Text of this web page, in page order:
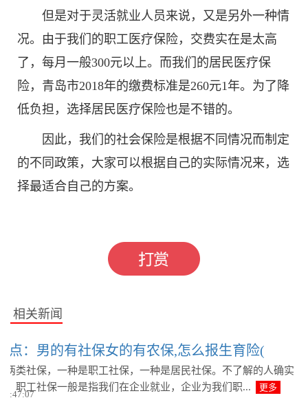
但是对于灵活就业人员来说，又是另外一种情
况。由于我们的职工医疗保险，交费实在是太高
了，每月一般300元以上。而我们的居民医疗保
险，青岛市2018年的缴费标准是260元1年。为了降
低负担，选择居民医疗保险也是不错的。
因此，我们的社会保险是根据不同情况而制定
的不同政策，大家可以根据自己的实际情况来，选
择最适合自己的方案。
相关新闻
点：男的有社保女的有农保,怎么报生育险(
两类社保，一种是职工社保，一种是居民社保。不了解的人确实
。职工社保一般是指我们在企业就业，企业为我们职...
更多